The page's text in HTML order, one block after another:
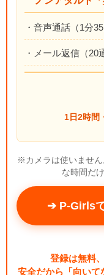
・音声通話（1分35
・メール返信（20
1日2時間
※カメラは使いません
な時間だ
➔ P-Girls
登録は無料
安全だから「向いて